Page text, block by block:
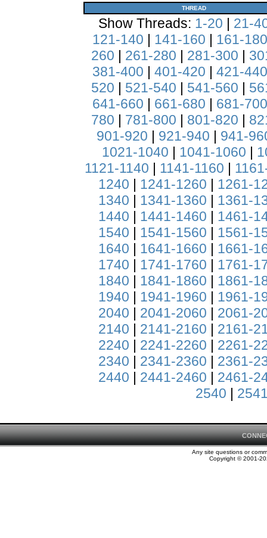
THREAD
Show Threads: 1-20 | 21-
121-140 | 141-160 | 161-180
260 | 261-280 | 281-300 |
381-400 | 401-420 | 421-440
520 | 521-540 | 541-560 |
641-660 | 661-680 | 681-700
780 | 781-800 | 801-820 |
901-920 | 921-940 | 941-
1021-1040 | 1041-1060 |
1121-1140 | 1141-1160 |
1240 | 1241-1260 | 1261-
1340 | 1341-1360 | 1361-
1440 | 1441-1460 | 1461-
1540 | 1541-1560 | 1561-
1640 | 1641-1660 | 1661-
1740 | 1741-1760 | 1761-
1840 | 1841-1860 | 1861-
1940 | 1941-1960 | 1961-
2040 | 2041-2060 | 2061-
2140 | 2141-2160 | 2161-
2240 | 2241-2260 | 2261-
2340 | 2341-2360 | 2361-
2440 | 2441-2460 | 2461-
2540 |
Any site questions or
Copyright © 2001-